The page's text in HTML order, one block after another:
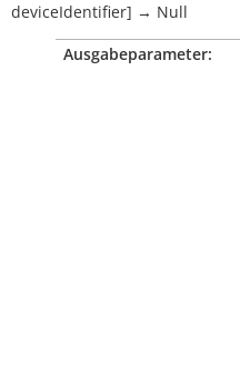
deviceIdentifier] → Null
Ausgabeparameter: